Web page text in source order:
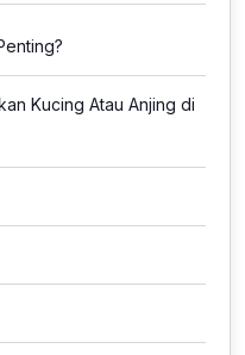
Kucing Atau Anjing di